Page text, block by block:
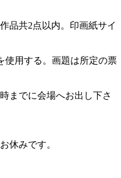
品共2点以内。印画紙サイ
使用する。画題は所定の票
までに会場へお出し下さ
休みです。